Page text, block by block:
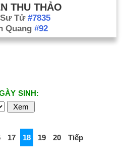
THU THẢO
Tử #7835
Quang #92
SINH:
17 18 19 20 Tiếp